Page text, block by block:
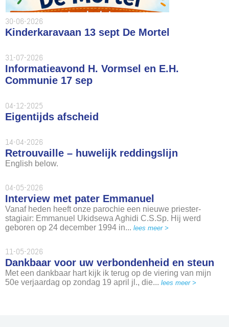
30-06-2026
Kinderkaravaan 13 sept De Mortel
31-07-2026
Informatieavond H. Vormsel en E.H.
Communie 17 sep
04-12-2025
Eigentijds afscheid
14-04-2026
Retrouvaille – huwelijk reddingslijn
English below.
04-05-2026
Interview met pater Emmanuel
Vanaf heden heeft onze parochie een nieuwe priester-
stagiair: Emmanuel Ukidsewa Aghidi C.S.Sp. Hij werd
geboren op 24 december 1994 in... lees meer >
11-05-2026
Dankbaar voor uw verbondenheid en steun
Met een dankbaar hart kijk ik terug op de viering van mijn
50e verjaardag op zondag 19 april jl., die... lees meer >